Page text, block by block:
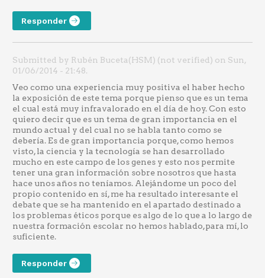
Responder
Submitted by Rubén Buceta(HSM) (not verified) on Sun,
01/06/2014 - 21:48.
Veo como una experiencia muy positiva el haber hecho
la exposición de este tema porque pienso que es un tema
el cual está muy infravalorado en el día de hoy. Con esto
quiero decir que es un tema de gran importancia en el
mundo actual y del cual no se habla tanto como se
debería. Es de gran importancia porque, como hemos
visto, la ciencia y la tecnología se han desarrollado
mucho en este campo de los genes y esto nos permite
tener una gran información sobre nosotros que hasta
hace unos años no teníamos. Alejándome un poco del
propio contenido en sí, me ha resultado interesante el
debate que se ha mantenido en el apartado destinado a
los problemas éticos porque es algo de lo que a lo largo de
nuestra formación escolar no hemos hablado,para mí, lo
suficiente.
Responder